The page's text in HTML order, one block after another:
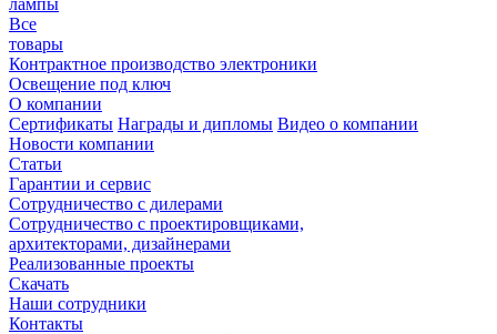
Все
товары
Контрактное производство электроники
Освещение под ключ
О компании
Сертификаты Награды и дипломы Видео о компании
Новости компании
Статьи
Гарантии и сервис
Сотрудничество с дилерами
Сотрудничество с проектировщиками,
архитекторами, дизайнерами
Реализованные проекты
Скачать
Наши сотрудники
Контакты